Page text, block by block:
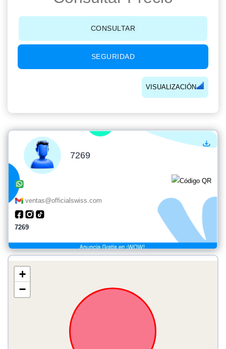
CONSULTAR
SEGURIDAD
VISUALIZACIÓN
7269
ventas@officialswiss.com
7269
+
−